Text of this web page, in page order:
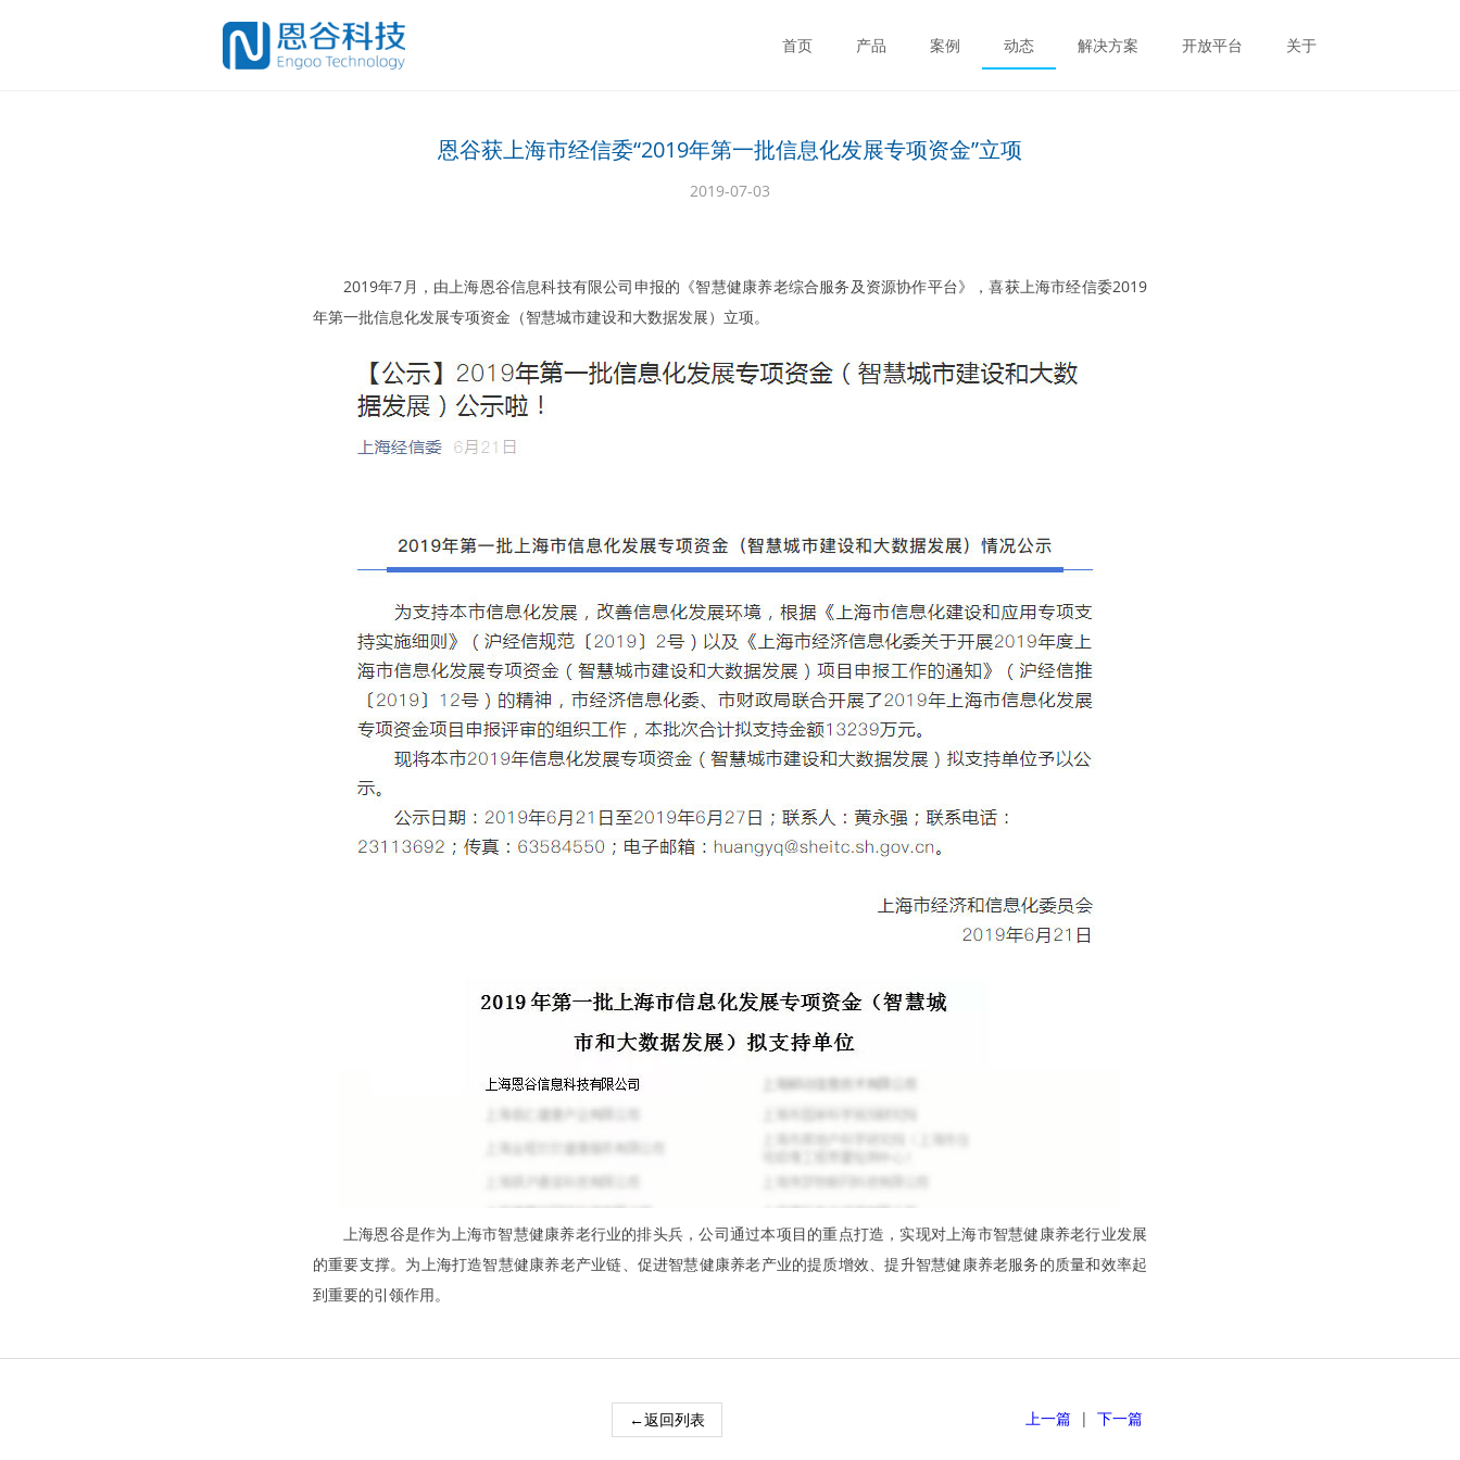
首页 产品 案例 动态 解决方案 开放平台 关于
恩谷获上海市经信委“2019年第一批信息化发展专项资金”立项
2019-07-03
2019年7月，由上海恩谷信息科技有限公司申报的《智慧健康养老综合服务及资源协作平台》，喜获上海市经信委2019
年第一批信息化发展专项资金（智慧城市建设和大数据发展）立项。
上海恩谷是作为上海市智慧健康养老行业的排头兵，公司通过本项目的重点打造，实现对上海市智慧健康养老行业发展
的重要支撑。为上海打造智慧健康养老产业链、促进智慧健康养老产业的提质增效、提升智慧健康养老服务的质量和效率起
到重要的引领作用。
←返回列表 上一篇 | 下一篇